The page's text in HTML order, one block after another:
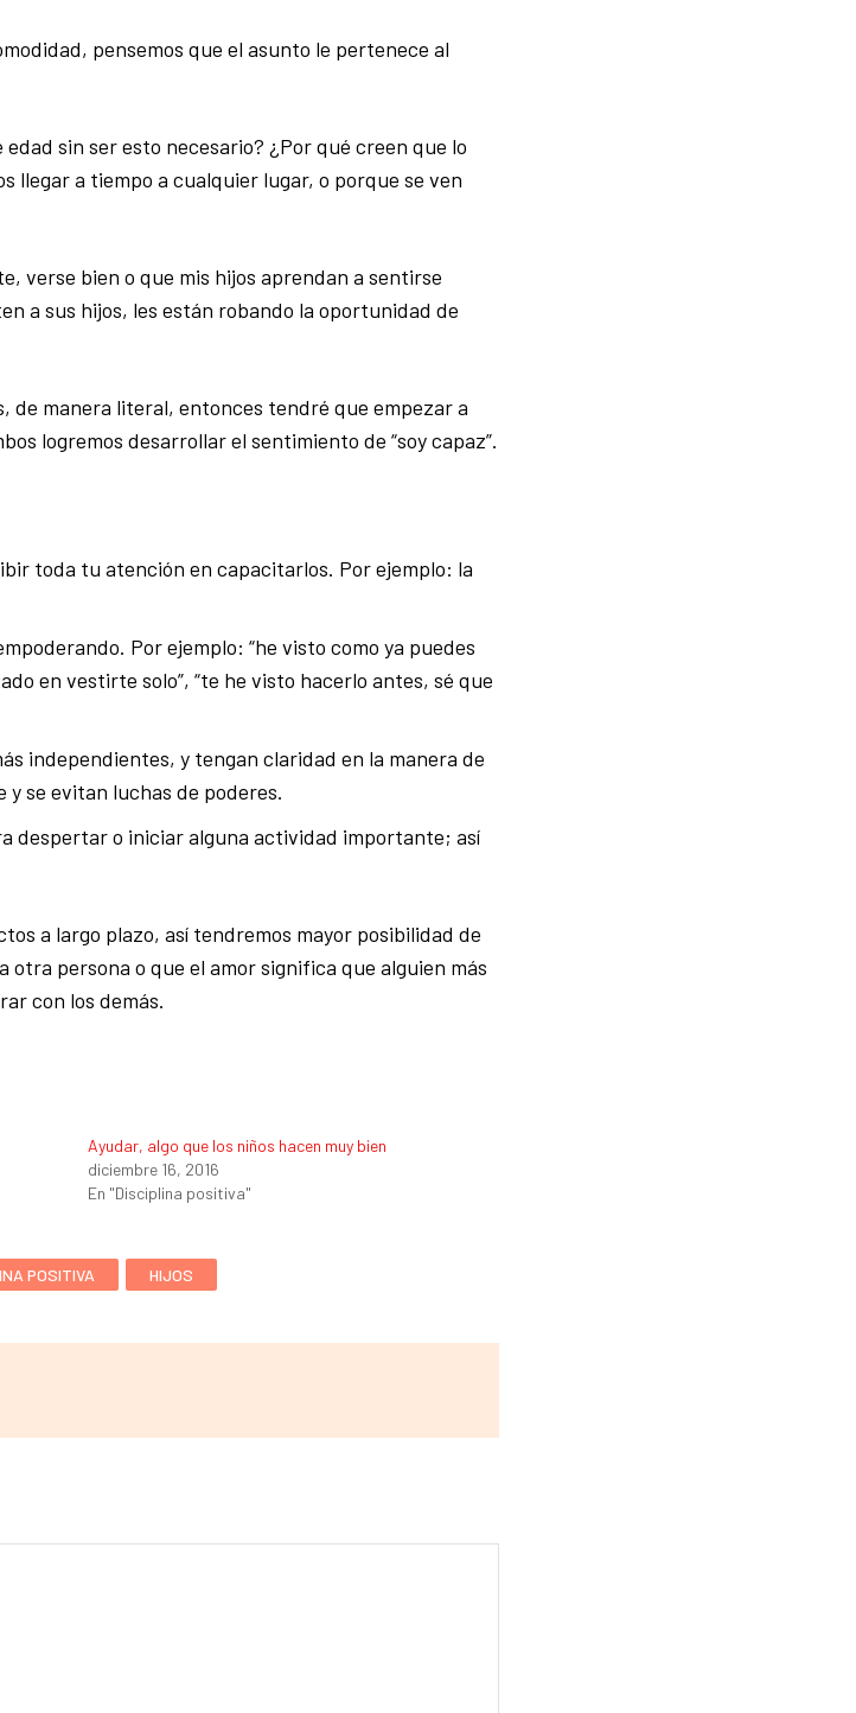
pensemos que el asunto le pertenece al
sin ser esto necesario? ¿Por qué creen que lo
llegar a tiempo a cualquier lugar, o porque se ven
verse bien o que mis hijos aprendan a sentirse
a sus hijos, les están robando la oportunidad de
de manera literal, entonces tendré que empezar a
logremos desarrollar el sentimiento de “soy capaz”.
toda tu atención en capacitarlos. Por ejemplo: la
Por ejemplo: “he visto como ya puedes
en vestirte solo”, “te he visto hacerlo antes, sé que
independientes, y tengan claridad en la manera de
se evitan luchas de poderes.
despertar o iniciar alguna actividad importante; así
a largo plazo, así tendremos mayor posibilidad de
persona o que el amor significa que alguien más
con los demás.
Ayudar, algo que los niños hacen muy bien
diciembre 16, 2016
En "Disciplina positiva"
POSITIVA HIJOS